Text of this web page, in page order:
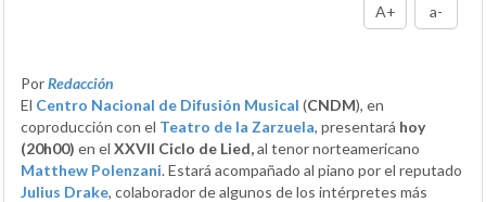
A+
a-
PorRedacción
El Centro Nacional de Difusión Musical (CNDM), en
coproducción con el Teatro de la Zarzuela, presentará hoy
(20h00) en el XXVII Ciclo de Lied,al tenor norteamericano
Matthew Polenzani. Estará acompañado al piano por el reputado
Julius Drake, colaborador de algunos de los intérpretes más